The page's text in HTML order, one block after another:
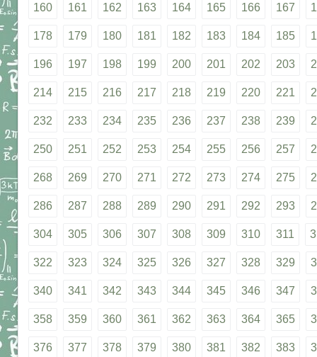
160 161 162 163 164 165 166 167
178 179 180 181 182 183 184 185
196 197 198 199 200 201 202 203
214 215 216 217 218 219 220 221
232 233 234 235 236 237 238 239
250 251 252 253 254 255 256 257
268 269 270 271 272 273 274 275
286 287 288 289 290 291 292 293
304 305 306 307 308 309 310 311
322 323 324 325 326 327 328 329
340 341 342 343 344 345 346 347
358 359 360 361 362 363 364 365
376 377 378 379 380 381 382 383